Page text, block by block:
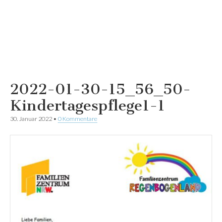
2022-01-30-15_56_50-
Kindertagespflege1-1
30. Januar 2022 • 0 Kommentare